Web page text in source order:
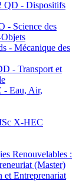
- Dispositifs
- Science des
- Mécanique des
- Transport et
- Eau, Air,
X-HEC
Renouvelables :
(Master)
Entreprenariat